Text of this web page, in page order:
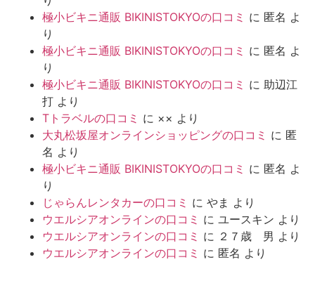
極小ビキニ通販 BIKINISTOKYOの口コミ に 匿名 よ
り
極小ビキニ通販 BIKINISTOKYOの口コミ に 匿名 よ
り
極小ビキニ通販 BIKINISTOKYOの口コミ に 助辺江
打 より
Tトラベルの口コミ に ×× より
大丸松坂屋オンラインショッピングの口コミ に 匿
名 より
極小ビキニ通販 BIKINISTOKYOの口コミ に 匿名 よ
り
じゃらんレンタカーの口コミ に やま より
ウエルシアオンラインの口コミ に ユースキン より
ウエルシアオンラインの口コミ に ２７歳 男 より
ウエルシアオンラインの口コミ に 匿名 より